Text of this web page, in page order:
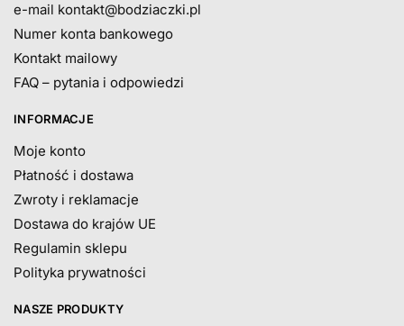
e-mail kontakt@bodziaczki.pl
Numer konta bankowego
Kontakt mailowy
FAQ – pytania i odpowiedzi
INFORMACJE
Moje konto
Płatność i dostawa
Zwroty i reklamacje
Dostawa do krajów UE
Regulamin sklepu
Polityka prywatności
NASZE PRODUKTY